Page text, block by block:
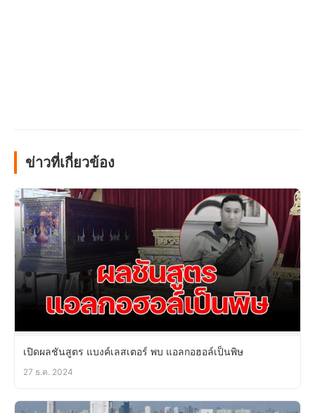
ข่าวที่เกี่ยวข้อง
เปิดผลชันสูตร แบงค์เลสเตอร์ พบ แอลกอฮอล์เป็นพิษ
27 ธ.ค. 2024